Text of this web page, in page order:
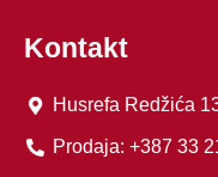
Kontakt
Husrefa Redžića
Prodaja: +387 33